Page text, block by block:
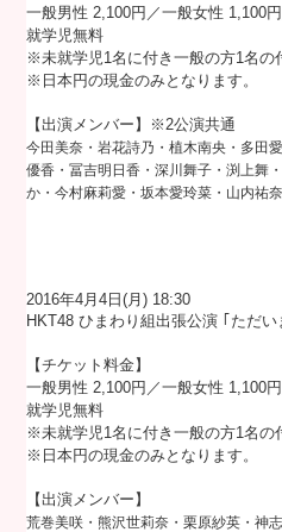
一般男性 2,100円／一般女性 1,100
就学児無料
※未就学児1名に付き一般の方1名の
※日本円の現金のみとなります。
【出演メンバー】※2公演共通
今田美奈・岩花詩乃・植木南央・多田
優香・冨吉明日香・深川舞子・渕上舞
か・今村麻莉愛・坂本愛玲菜・山内祐奈
2016年4月4日(月) 18:30
HKT48 ひまわり組出張公演 ｢ただ
【チケット料金】
一般男性 2,100円／一般女性 1,100
就学児無料
※未就学児1名に付き一般の方1名の
※日本円の現金のみとなります。
【出演メンバー】
荒巻美咲・熊沢世莉奈・栗原紗英・神